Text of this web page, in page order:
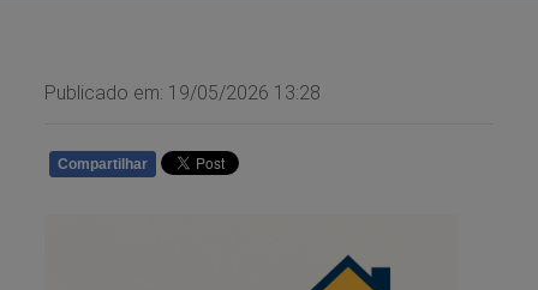
Publicado em: 19/05/2026 13:28
Compartilhar